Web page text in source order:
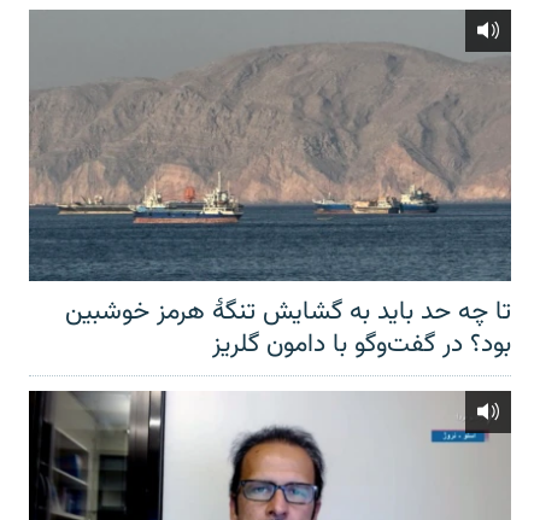
تا چه حد باید به گشایش تنگهٔ هرمز خوشبین
بود؟ در گفت‌وگو با دامون گلریز